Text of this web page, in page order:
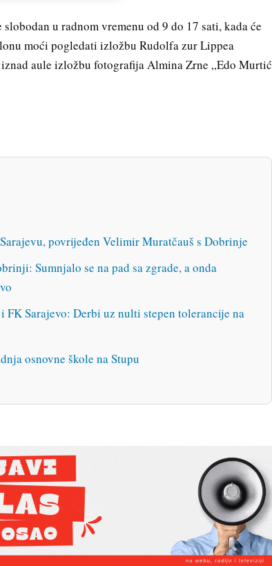
u radnom vremenu od 9 do 17 sati, kada će
moći pogledati izložbu Rudolfa zur Lippea
aule izložbu fotografija Almina Zrne „Edo Murtić
povrijeđen Velimir Muratčauš s Dobrinje
Sumnjalo se na pad sa zgrade, a onda
Sarajevo: Derbi uz nulti stepen tolerancije na
osnovne škole na Stupu